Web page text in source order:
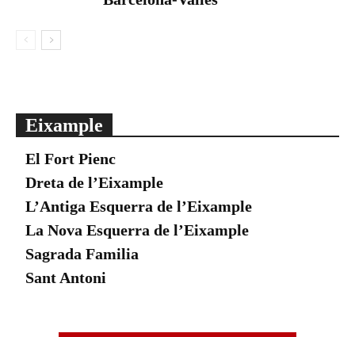
Eixample
El Fort Pienc
Dreta de l’Eixample
L’Antiga Esquerra de l’Eixample
La Nova Esquerra de l’Eixample
Sagrada Familia
Sant Antoni